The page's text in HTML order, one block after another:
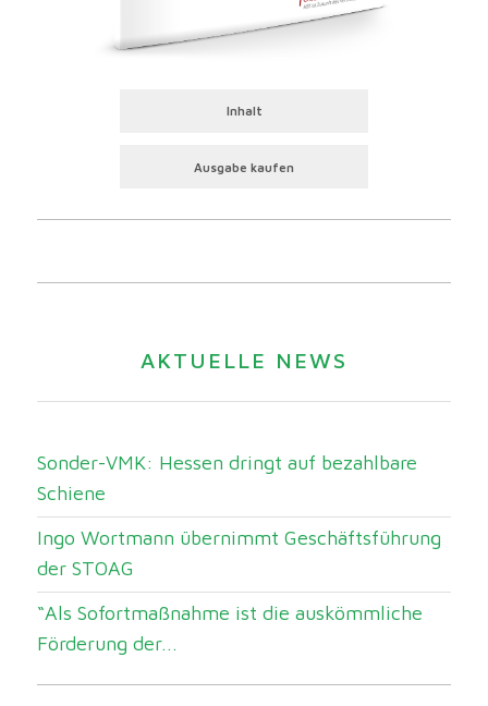
Inhalt
Ausgabe kaufen
AKTUELLE NEWS
Sonder-VMK: Hessen dringt auf bezahlbare
Schiene
Ingo Wortmann übernimmt Geschäftsführung
der STOAG
“Als Sofortmaßnahme ist die auskömmliche
Förderung der...